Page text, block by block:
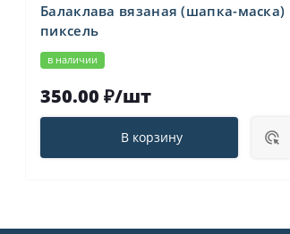
Балаклава вязаная (шапка-маска)
пиксель
в наличии
350.00 ₽/шт
В корзину